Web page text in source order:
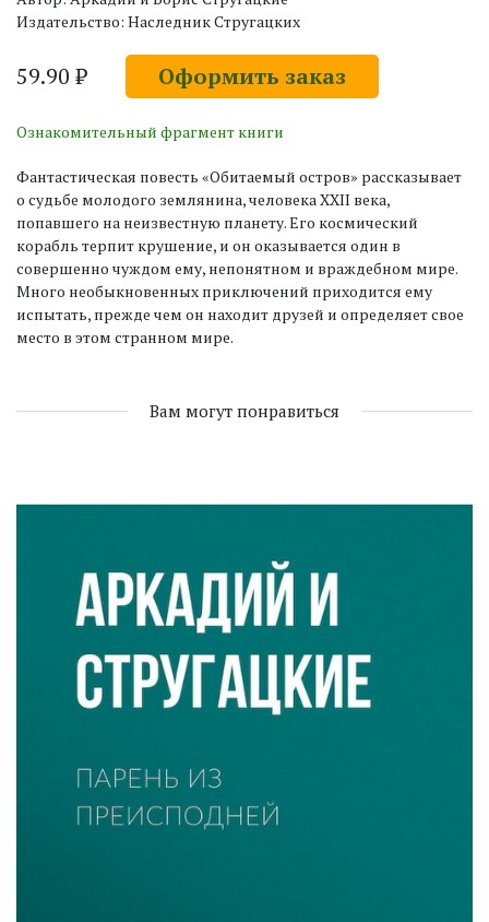
Издательство: Наследник Стругацких
59.90 ₽ Оформить заказ
Ознакомительный фрагмент книги
Фантастическая повесть «Обитаемый остров» рассказывает
о судьбе молодого землянина, человека XXII века,
попавшего на неизвестную планету. Его космический
корабль терпит крушение, и он оказывается один в
совершенно чуждом ему, непонятном и враждебном мире.
Много необыкновенных приключений приходится ему
испытать, прежде чем он находит друзей и определяет свое
место в этом странном мире.
Вам могут понравиться